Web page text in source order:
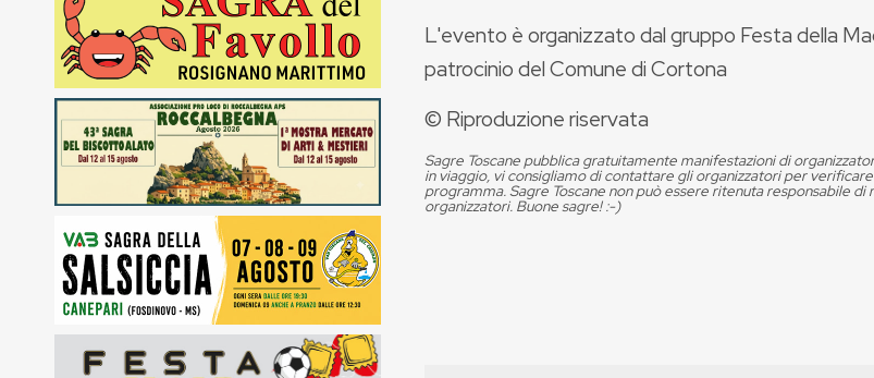
L'evento è organizzato dal gruppo Festa della
patrocinio del Comune di Cortona
© Riproduzione riservata
Sagre Toscane pubblica gratuitamente manifestazioni di
in viaggio, vi consigliamo di contattare gli organizzatori per
programma. Sagre Toscane non può essere ritenuta responsabile
organizzatori. Buone sagre! :-)